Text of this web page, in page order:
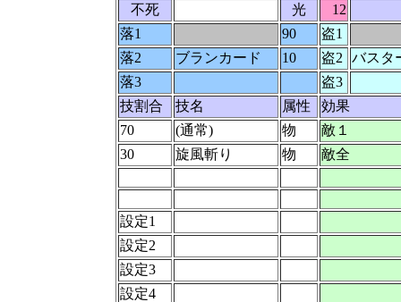
不死
光
12
落1
90
盗1
落2
ブランカード 10 盗2
バスタ
落3
盗3
技割合
技名 属性
効果
70
(通常) 物
敵１
30
旋風斬り 物 敵全
設定1
設定2
設定3
設定4